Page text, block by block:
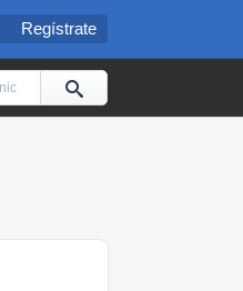
Regístrate